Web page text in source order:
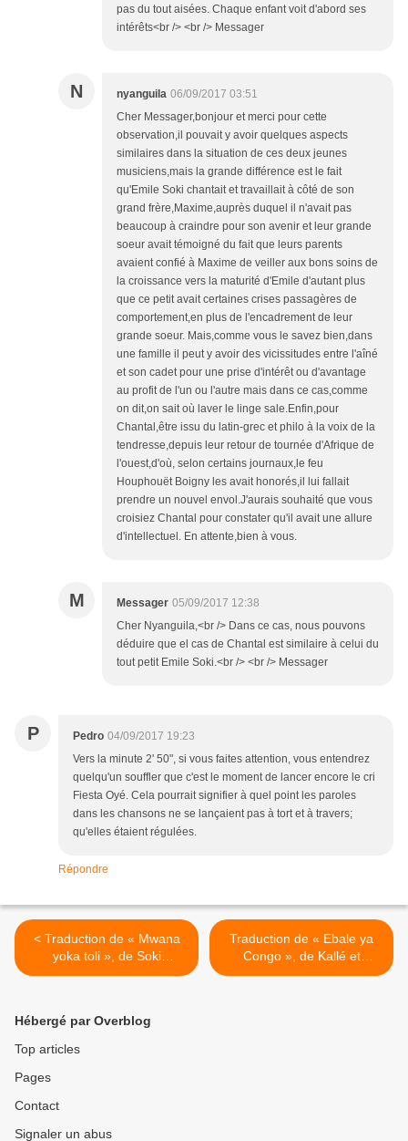
pas du tout aisées. Chaque enfant voit d'abord ses
intérêts<br /> <br /> Messager
N nyanguila 06/09/2017 03:51
Cher Messager,bonjour et merci pour cette
observation,il pouvait y avoir quelques aspects
similaires dans la situation de ces deux jeunes
musiciens,mais la grande différence est le fait
qu'Emile Soki chantait et travaillait à côté de son
grand frère,Maxime,auprès duquel il n'avait pas
beaucoup à craindre pour son avenir et leur grande
soeur avait témoigné du fait que leurs parents
avaient confié à Maxime de veiller aux bons soins de
la croissance vers la maturité d'Emile d'autant plus
que ce petit avait certaines crises passagères de
comportement,en plus de l'encadrement de leur
grande soeur. Mais,comme vous le savez bien,dans
une famille il peut y avoir des vicissitudes entre l'aîné
et son cadet pour une prise d'intérêt ou d'avantage
au profit de l'un ou l'autre mais dans ce cas,comme
on dit,on sait où laver le linge sale.Enfin,pour
Chantal,être issu du latin-grec et philo à la voix de la
tendresse,depuis leur retour de tournée d'Afrique de
l'ouest,d'où, selon certains journaux,le feu
Houphouët Boigny les avait honorés,il lui fallait
prendre un nouvel envol.J'aurais souhaité que vous
croisiez Chantal pour constater qu'il avait une allure
d'intellectuel. En attente,bien à vous.
M Messager 05/09/2017 12:38
Cher Nyanguila,<br /> Dans ce cas, nous pouvons
déduire que el cas de Chantal est similaire à celui du
tout petit Emile Soki.<br /> <br /> Messager
P Pedro 04/09/2017 19:23
Vers la minute 2' 50", si vous faites attention, vous entendrez
quelqu'un souffler que c'est le moment de lancer encore le cri
Fiesta Oyé. Cela pourrait signifier à quel point les paroles
dans les chansons ne se lançaient pas à tort et à travers;
qu'elles étaient régulées.
Répondre
< Traduction de « Mwana
yoka toli », de Soki
Dianzenza et Bella-Bella,
Traduction de « Ebale ya
Congo », de Kallé et
l’Arican-Jazz, d'après « Les
Hébergé par Overblog
Top articles
Pages
Contact
Signaler un abus